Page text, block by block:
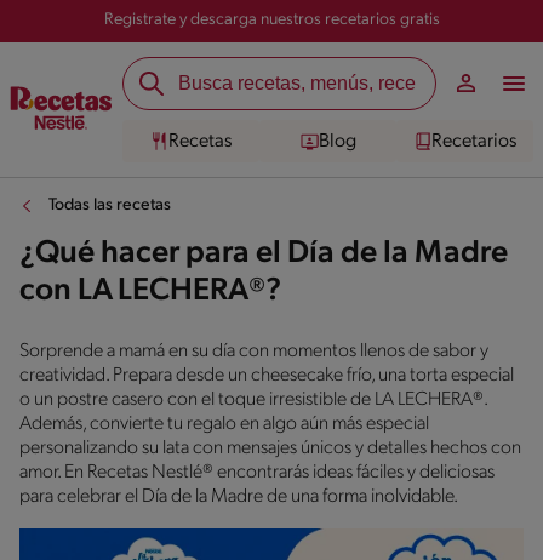
Registrate y descarga nuestros recetarios gratis
Recetas Blog Recetarios
Todas las recetas
¿Qué hacer para el Día de la Madre
con LA LECHERA®?
Sorprende a mamá en su día con momentos llenos de sabor y
creatividad. Prepara desde un cheesecake frío, una torta especial
o un postre casero con el toque irresistible de LA LECHERA®.
Además, convierte tu regalo en algo aún más especial
personalizando su lata con mensajes únicos y detalles hechos con
amor. En Recetas Nestlé® encontrarás ideas fáciles y deliciosas
para celebrar el Día de la Madre de una forma inolvidable.